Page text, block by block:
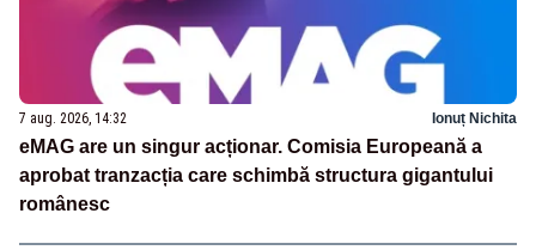
7 aug. 2026, 14:32 Ionuț Nichita
eMAG are un singur acționar. Comisia Europeană a
aprobat tranzacția care schimbă structura gigantului
românesc